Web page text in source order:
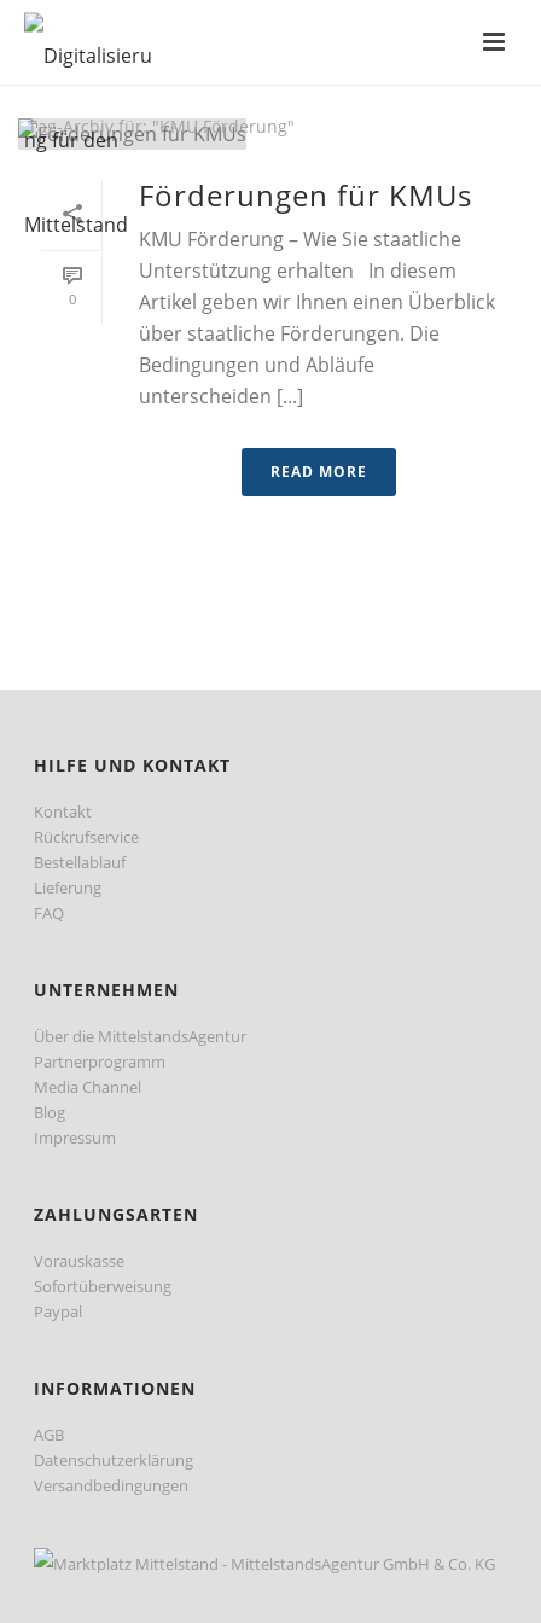
ARCHIVES
Tag-Archiv für: "KMU Förderung"
0
Förderungen für KMUs
KMU Förderung – Wie Sie staatliche
Unterstützung erhalten In diesem
Artikel geben wir Ihnen einen Überblick
über staatliche Förderungen. Die
Bedingungen und Abläufe
unterscheiden [...]
READ MORE
HILFE UND KONTAKT
Kontakt
Rückrufservice
Bestellablauf
Lieferung
FAQ
UNTERNEHMEN
Über die MittelstandsAgentur
Partnerprogramm
Media Channel
Blog
Impressum
ZAHLUNGSARTEN
Vorauskasse
Sofortüberweisung
Paypal
INFORMATIONEN
AGB
Datenschutzerklärung
Versandbedingungen